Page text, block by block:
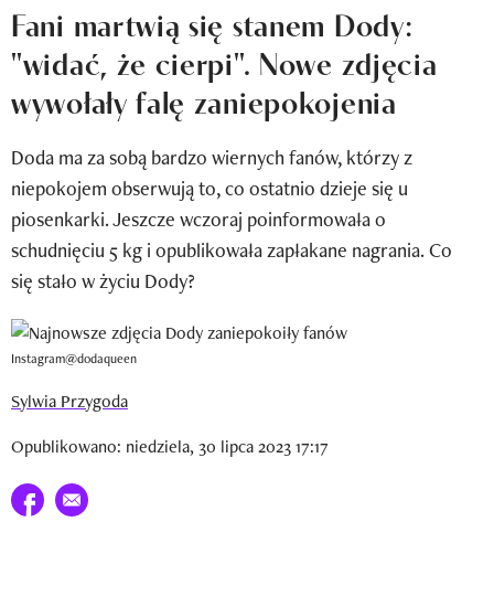
Newsy
Newsletter
Wizaz Summer Influ School
Mój profil / Zarejestruj się
Fani martwią się stanem Dody:
"widać, że cierpi". Nowe zdjęcia
wywołały falę zaniepokojenia
Doda ma za sobą bardzo wiernych fanów, którzy z
niepokojem obserwują to, co ostatnio dzieje się u
piosenkarki. Jeszcze wczoraj poinformowała o
schudnięciu 5 kg i opublikowała zapłakane nagrania. Co
się stało w życiu Dody?
Instagram@dodaqueen
Sylwia Przygoda
Opublikowano: niedziela, 30 lipca 2023 17:17
Udostępnij na facebook
E-mail do przyjaciela